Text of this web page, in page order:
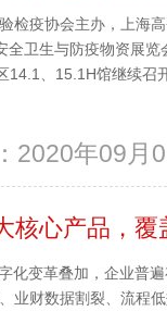
检疫协会主办，上海
全卫生与防疫物资展
14.1、15.1H馆继续召
2020年09月
核心产品，
化变革叠加，企业普
业财数据割裂、流程